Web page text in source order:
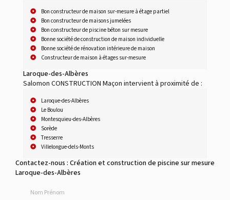
Bon constructeur de maison sur-mesure à étage partiel
Bon constructeur de maisons jumelées
Bon constructeur de piscine béton sur mesure
Bonne société de construction de maison individuelle
Bonne société de rénovation intérieure de maison
Constructeur de maison à étages sur-mesure
Laroque-des-Albères
Salomon CONSTRUCTION Maçon intervient à proximité de :
Laroque-des-Albères
Le Boulou
Montesquieu-des-Albères
Sorède
Tresserre
Villelongue-dels-Monts
Contactez-nous : Création et construction de piscine sur mesure
Laroque-des-Albères